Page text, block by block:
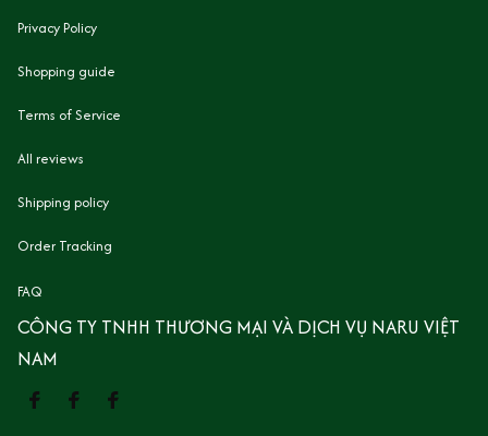
Privacy Policy
Shopping guide
Terms of Service
All reviews
Shipping policy
Order Tracking
FAQ
CÔNG TY TNHH THƯƠNG MẠI VÀ DỊCH VỤ NARU VIỆT
NAM